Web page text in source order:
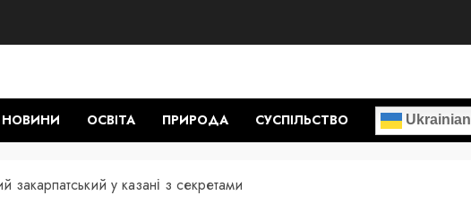
НОВИНИ ОСВІТА ПРИРОДА СУСПІЛЬСТВО Ukrainian
закарпатський у казані з секретами